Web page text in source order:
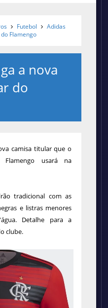
Futebol
Adidas
Flamengo
a nova
do
camisa titular que o
usará na
tradicional com as
e listras menores
Detalhe para a
clube.